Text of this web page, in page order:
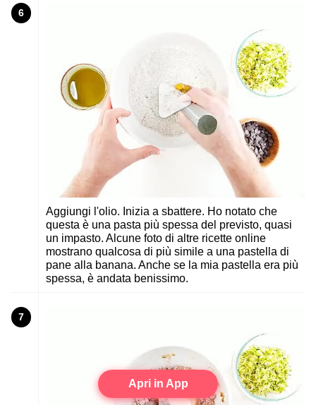
6
Aggiungi l'olio. Inizia a sbattere. Ho notato che
questa è una pasta più spessa del previsto, quasi
un impasto. Alcune foto di altre ricette online
mostrano qualcosa di più simile a una pastella di
pane alla banana. Anche se la mia pastella era più
spessa, è andata benissimo.
7
Apri in App